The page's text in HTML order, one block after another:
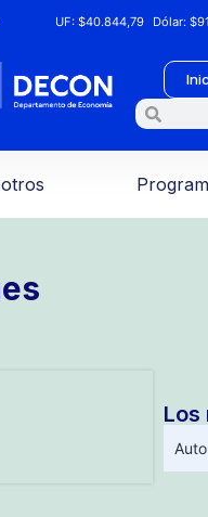
UF:$40.844,79 Dólar:
Los